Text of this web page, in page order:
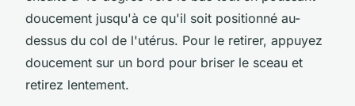
doucement jusqu'à ce qu'il soit positionné au-
dessus du col de l'utérus. Pour le retirer, appuyez
doucement sur un bord pour briser le sceau et
retirez lentement.